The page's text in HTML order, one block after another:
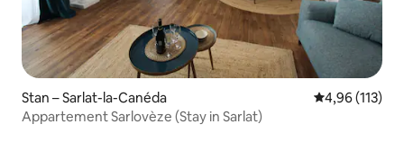
Stan – Sarlat-la-Canéda Prosječna
4,96 (113)
Appartement Sarlovèze (Stay in Sarlat)